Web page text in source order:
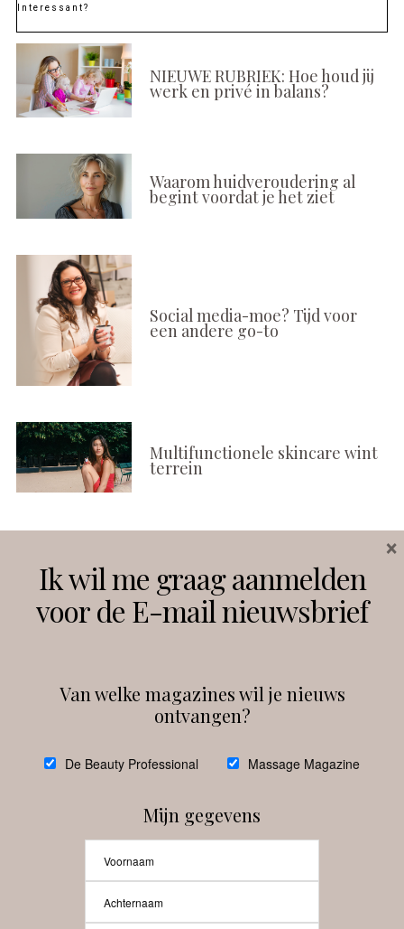
Interessant?
NIEUWE RUBRIEK: Hoe houd jij
werk en privé in balans?
Waarom huidveroudering al
begint voordat je het ziet
Social media-moe? Tijd voor
een andere go-to
Multifunctionele skincare wint
terrein
Instagram Facebook
debeautyprofessional
Ik wil me graag aanmelden
voor de E-mail nieuwsbrief
Van welke magazines wil je nieuws
ontvangen?
De Beauty Professional Massage Magazine
Mijn gegevens
×